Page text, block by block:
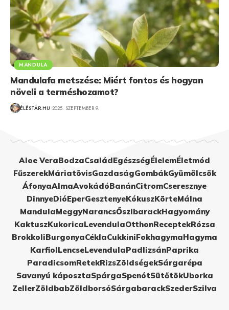
MANDULA
Mandulafa metszése: Miért fontos és hogyan
növeli a terméshozamot?
ÉLÉSTÁR.HU 2025. SZEPTEMBER 9.
Aloe VeraBodzaCsaládEgészségÉlelemÉletmód
FűszerekMáriatövisGazdaságGombákGyümölcsök
ÁfonyaAlmaAvokádóBanánCitromCseresznye
DinnyeDióEperGesztenyeKókuszKörteMálna
MandulaMeggyNarancsŐszibarackHagyomány
KaktuszKukoricaLevendulaOtthonReceptekRózsa
BrokkoliBurgonyaCéklaCukkiniFokhagymaHagyma
KarfiolLencseLevendulaPadlizsánPaprika
ParadicsomRetekRizsZöldségekSárgarépa
Savanyú káposztaSpárgaSpenótSütőtökUborka
ZellerZöldbabZöldborsóSárgabarackSzederSzilva